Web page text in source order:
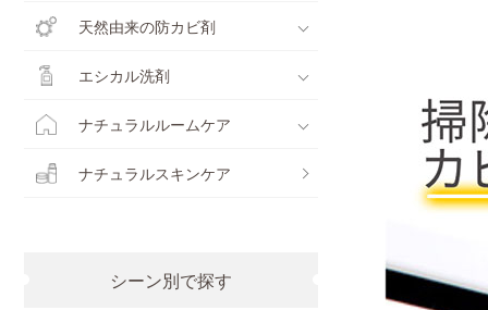
天然由来の防カビ剤
エシカル洗剤
ナチュラルルームケア
ナチュラルスキンケア
シーン別で探す